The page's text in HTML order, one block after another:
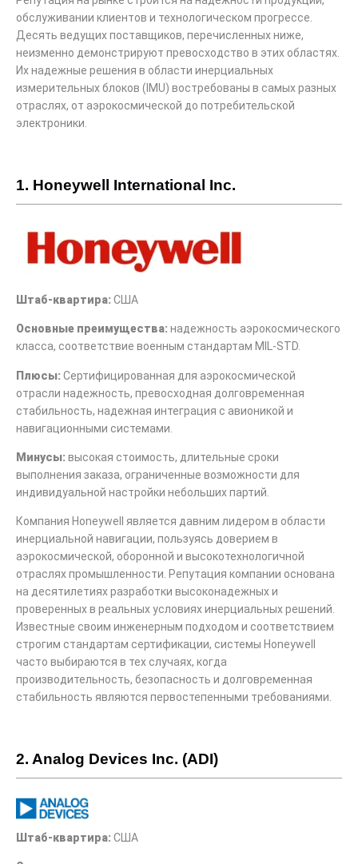
обслуживании клиентов и технологическом прогрессе.
Десять ведущих поставщиков, перечисленных ниже,
неизменно демонстрируют превосходство в этих областях.
Их надежные решения в области инерциальных
измерительных блоков (IMU) востребованы в самых разных
отраслях, от аэрокосмической до потребительской
электроники.
1. Honeywell International Inc.
Штаб-квартира: США
Основные преимущества: надежность аэрокосмического
класса, соответствие военным стандартам MIL-STD.
Плюсы: Сертифицированная для аэрокосмической
отрасли надежность, превосходная долговременная
стабильность, надежная интеграция с авионикой и
навигационными системами.
Минусы: высокая стоимость, длительные сроки
выполнения заказа, ограниченные возможности для
индивидуальной настройки небольших партий.
Компания Honeywell является давним лидером в области
инерциальной навигации, пользуясь доверием в
аэрокосмической, оборонной и высокотехнологичной
отраслях промышленности. Репутация компании основана
на десятилетиях разработки высоконадежных и
проверенных в реальных условиях инерциальных решений.
Известные своим инженерным подходом и соответствием
строгим стандартам сертификации, системы Honeywell
часто выбираются в тех случаях, когда
производительность, безопасность и долговременная
стабильность являются первостепенными требованиями.
2. Analog Devices Inc. (ADI)
Штаб-квартира: США